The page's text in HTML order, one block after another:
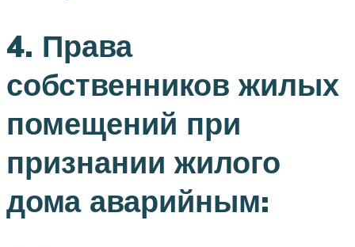
4. Права
собственников жилых
помещений при
признании жилого
дома аварийным: